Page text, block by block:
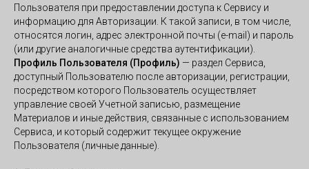
Пользователя при предоставлении доступа к Сервису и
информацию для Авторизации. К такой записи, в том числе,
относятся логин, адрес электронной почты (e-mail) и пароль
(или другие аналогичные средства аутентификации).
Профиль Пользователя (Профиль) — раздел Сервиса,
доступный Пользователю после авторизации, регистрации,
посредством которого Пользователь осуществляет
управление своей Учетной записью, размещение
Материалов и иные действия, связанные с использованием
Сервиса, и который содержит текущее окружение
Пользователя (личные данные).